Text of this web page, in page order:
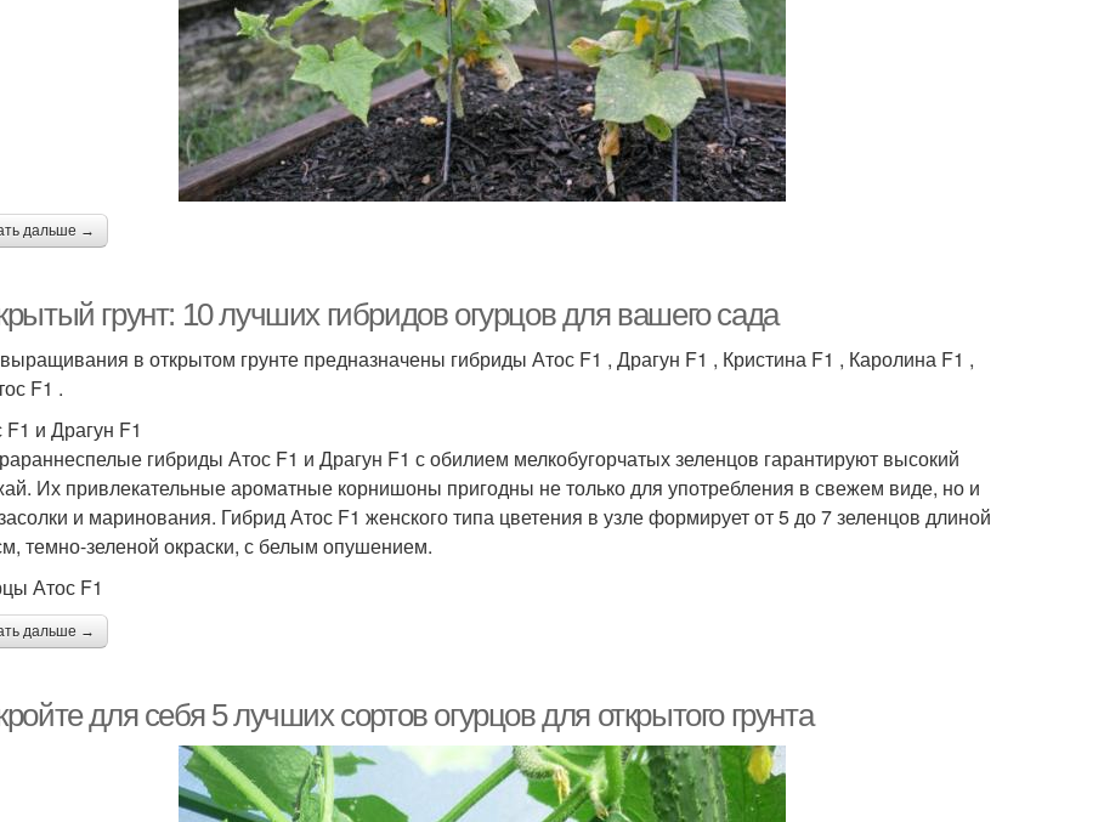
дальше →
грунт: 10 лучших гибридов огурцов для вашего сада
в открытом грунте предназначены гибриды Атос F1 , Драгун F1 , Кристина F1 , Каролина F1 ,
F1 .
F1 и Драгун F1
гибриды Атос F1 и Драгун F1 с обилием мелкобугорчатых зеленцов гарантируют высокий
Их привлекательные ароматные корнишоны пригодны не только для употребления в свежем виде, но и
и маринования. Гибрид Атос F1 женского типа цветения в узле формирует от 5 до 7 зеленцов длиной
темно-зеленой окраски, с белым опушением.
Атос F1
дальше →
для себя 5 лучших сортов огурцов для открытого грунта